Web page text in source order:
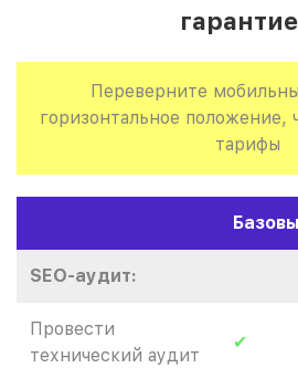
Переверните
горизонтальное положение,
тарифы
SEO-аудит:
Провести
технический аудит
✔